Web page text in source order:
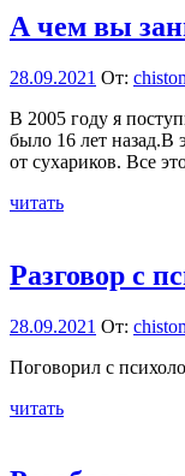
А чем вы
28.09.2021 От:
В 2005 году я
было 16 лет назад.В
от сухариков. Все
читать
Разговор с
28.09.2021 От:
Поговорил с
читать